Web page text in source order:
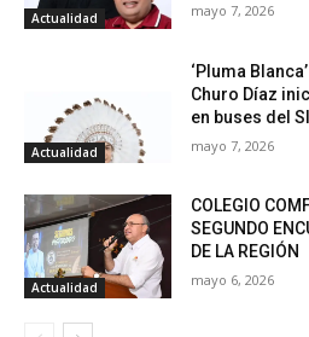
Actualidad mayo 7, 2026
Actualidad
‘Pluma
Churo Díaz
en buses del
mayo 7, 2026
Actualidad
COLEGIO
SEGUNDO
DE LA REGIÓN
mayo 6, 2026